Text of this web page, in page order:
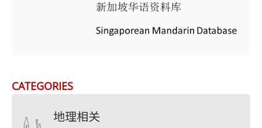
CATEGORIES
地理相关